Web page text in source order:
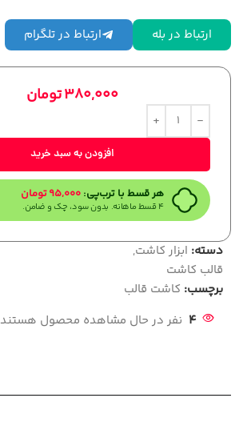
ارتباط در بله ارتباط در تلگرام
380,000تومان
افزودن به سبد خرید
هر قسط با ترب‌پی: 95,000تومان
۴ قسط ماهانه. بدون سود، چک و ضامن.
دسته: ابزار کاشت,
قالب کاشت
برچسب: کاشت قالب
4 نفر در حال مشاهده محصول هستند